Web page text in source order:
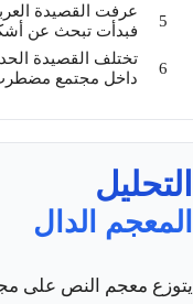
عرفت القصيدة
فبدأت تبحث عن
تختلف القصيدة
داخل مجتمع
التحليل
المعجم الدال
يتوزع معجم النص على